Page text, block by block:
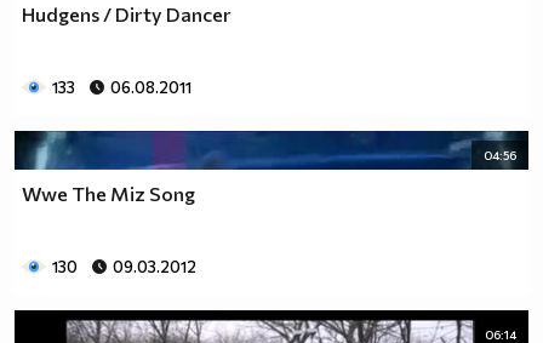
Hudgens / Dirty Dancer
133 06.08.2011
04:56
Wwe The Miz Song
130 09.03.2012
06:14